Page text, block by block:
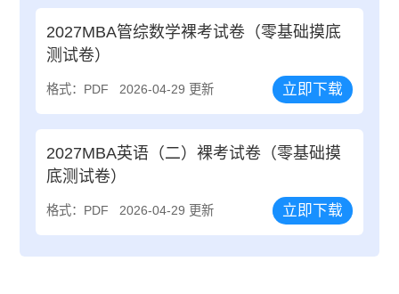
2027MBA管综数学裸考试卷（零基础摸底
测试卷）
格式：PDF 2026-04-29 更新 立即下载
2027MBA英语（二）裸考试卷（零基础摸
底测试卷）
格式：PDF 2026-04-29 更新 立即下载